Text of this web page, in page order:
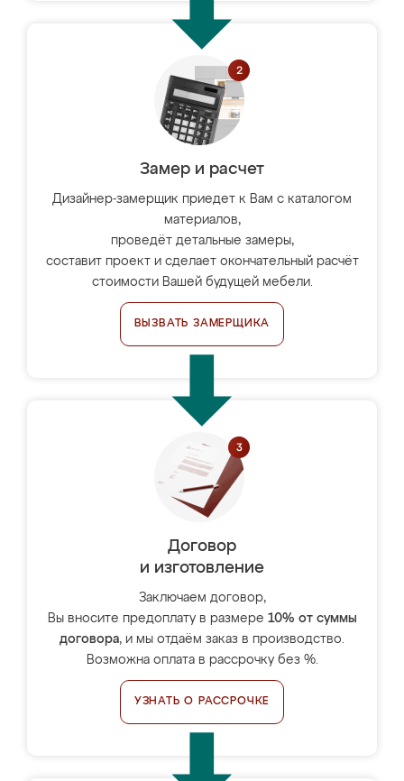
Замер и расчет
Дизайнер-замерщик приедет к Вам с каталогом
материалов,
проведёт детальные замеры,
составит проект и сделает окончательный расчёт
стоимости Вашей будущей мебели.
ВЫЗВАТЬ ЗАМЕРЩИКА
Договор
и изготовление
Заключаем договор,
Вы вносите предоплату в размере 10% от суммы
договора, и мы отдаём заказ в производство.
Возможна оплата в рассрочку без %.
УЗНАТЬ О РАССРОЧКЕ